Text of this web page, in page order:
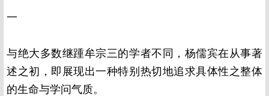
一
与绝大多数继踵牟宗三的学者不同，杨儒宾在从事著
述之初，即展现出一种特别热切地追求具体性之整体
的生命与学问气质。